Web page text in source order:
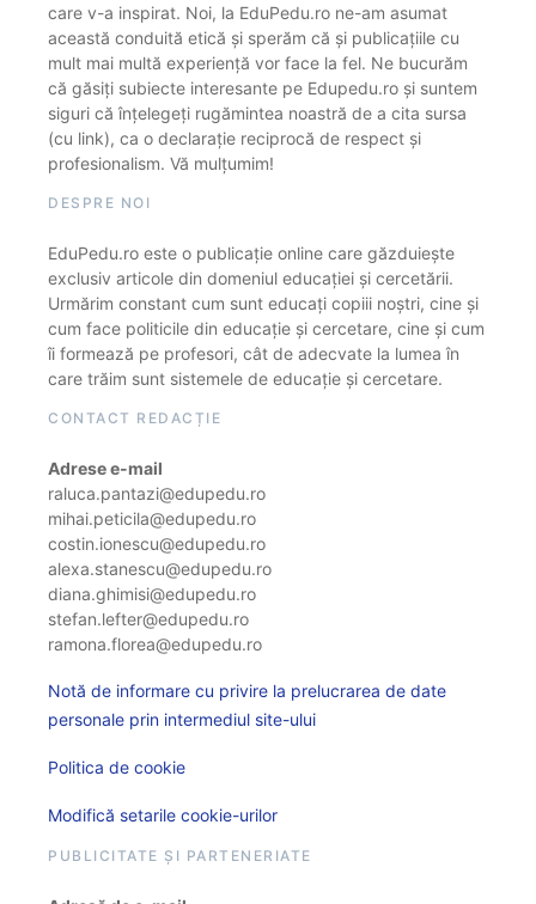
care v-a inspirat. Noi, la EduPedu.ro ne-am asumat
această conduită etică și sperăm că și publicațiile cu
mult mai multă experiență vor face la fel. Ne bucurăm
că găsiți subiecte interesante pe Edupedu.ro și suntem
siguri că înțelegeți rugămintea noastră de a cita sursa
(cu link), ca o declarație reciprocă de respect și
profesionalism. Vă mulțumim!
DESPRE NOI
EduPedu.ro este o publicație online care găzduiește
exclusiv articole din domeniul educației și cercetării.
Urmărim constant cum sunt educați copiii noștri, cine și
cum face politicile din educație și cercetare, cine și cum
îi formează pe profesori, cât de adecvate la lumea în
care trăim sunt sistemele de educație și cercetare.
CONTACT REDACȚIE
Adrese e-mail
raluca.pantazi@edupedu.ro
mihai.peticila@edupedu.ro
costin.ionescu@edupedu.ro
alexa.stanescu@edupedu.ro
diana.ghimisi@edupedu.ro
stefan.lefter@edupedu.ro
ramona.florea@edupedu.ro
Notă de informare cu privire la prelucrarea de date
personale prin intermediul site-ului
Politica de cookie
Modifică setarile cookie-urilor
PUBLICITATE ȘI PARTENERIATE